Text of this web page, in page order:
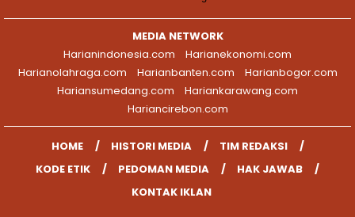
MEDIA NETWORK
Harianindonesia.com
Harianekonomi.com
Harianolahraga.com
Harianbanten.com
Harianbogor.com
Hariansumedang.com
Hariankarawang.com
Hariancirebon.com
HOME HISTORI MEDIA
TIM REDAKSI
KODE ETIK
PEDOMAN MEDIA
HAK JAWAB
KONTAK IKLAN